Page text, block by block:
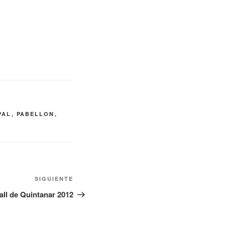
, PABELLON ,
entrada
SIGUIENTE
de Quintanar 2012